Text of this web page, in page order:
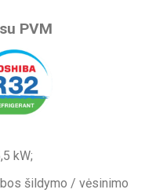
su PVM
kW;
šildymo / vėsinimo